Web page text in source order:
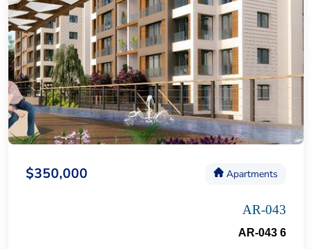
Apartments
$350,000
AR-043
AR-043 6